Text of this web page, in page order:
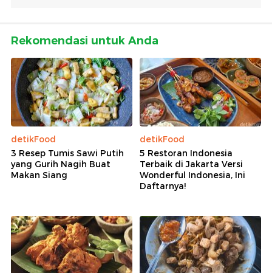
Rekomendasi untuk Anda
detikFood
3 Resep Tumis Sawi Putih
yang Gurih Nagih Buat
Makan Siang
detikFood
5 Restoran Indonesia
Terbaik di Jakarta Versi
Wonderful Indonesia, Ini
Daftarnya!